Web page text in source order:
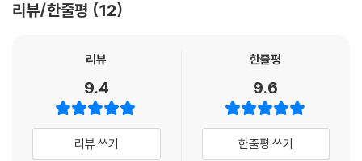
리뷰/한줄평 12
리뷰
9.4
리뷰 쓰기
한줄평
9.6
한줄평 쓰기